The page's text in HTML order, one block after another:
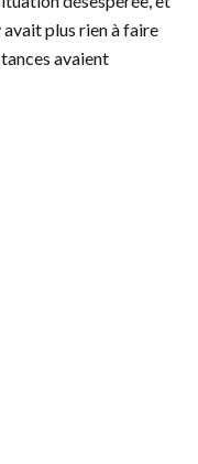
plus rien à faire
avaient